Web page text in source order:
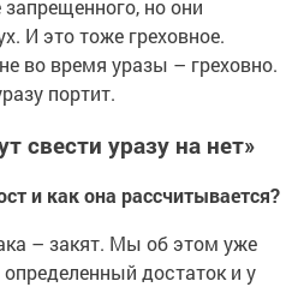
запрещенного, но они
И это тоже греховное.
во время уразы – греховно.
портит.
свести уразу на нет»
и как она рассчитывается?
– закят. Мы об этом уже
достаток и у